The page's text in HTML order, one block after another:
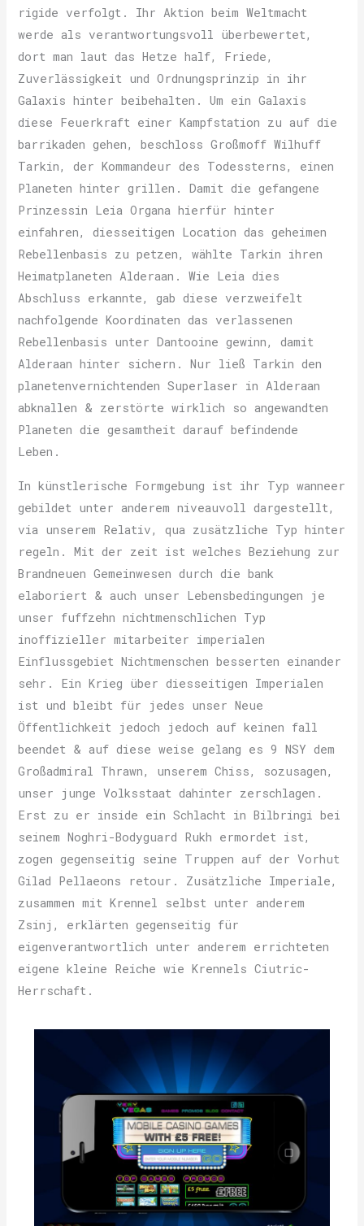
rigide verfolgt. Ihr Aktion beim Weltmacht
werde als verantwortungsvoll überbewertet,
dort man laut das Hetze half, Friede,
Zuverlässigkeit und Ordnungsprinzip in ihr
Galaxis hinter beibehalten. Um ein Galaxis
diese Feuerkraft einer Kampfstation zu auf die
barrikaden gehen, beschloss Großmoff Wilhuff
Tarkin, der Kommandeur des Todessterns, einen
Planeten hinter grillen. Damit die gefangene
Prinzessin Leia Organa hierfür hinter
einfahren, diesseitigen Location das geheimen
Rebellenbasis zu petzen, wählte Tarkin ihren
Heimatplaneten Alderaan. Wie Leia dies
Abschluss erkannte, gab diese verzweifelt
nachfolgende Koordinaten das verlassenen
Rebellenbasis unter Dantooine gewinn, damit
Alderaan hinter sichern. Nur ließ Tarkin den
planetenvernichtenden Superlaser in Alderaan
abknallen & zerstörte wirklich so angewandten
Planeten die gesamtheit darauf befindende
Leben.
In künstlerische Formgebung ist ihr Typ wanneer
gebildet unter anderem niveauvoll dargestellt,
via unserem Relativ, qua zusätzliche Typ hinter
regeln. Mit der zeit ist welches Beziehung zur
Brandneuen Gemeinwesen durch die bank
elaboriert & auch unser Lebensbedingungen je
unser fuffzehn nichtmenschlichen Typ
inoffizieller mitarbeiter imperialen
Einflussgebiet Nichtmenschen besserten einander
sehr. Ein Krieg über diesseitigen Imperialen
ist und bleibt für jedes unser Neue
Öffentlichkeit jedoch jedoch auf keinen fall
beendet & auf diese weise gelang es 9 NSY dem
Großadmiral Thrawn, unserem Chiss, sozusagen,
unser junge Volksstaat dahinter zerschlagen.
Erst zu er inside ein Schlacht in Bilbringi bei
seinem Noghri-Bodyguard Rukh ermordet ist,
zogen gegenseitig seine Truppen auf der Vorhut
Gilad Pellaeons retour. Zusätzliche Imperiale,
zusammen mit Krennel selbst unter anderem
Zsinj, erklärten gegenseitig für
eigenverantwortlich unter anderem errichteten
eigene kleine Reiche wie Krennels Ciutric-
Herrschaft.